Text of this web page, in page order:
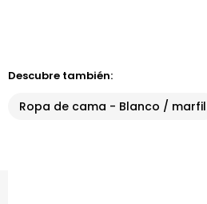
Descubre también:
Ropa de cama - Blanco / marfil